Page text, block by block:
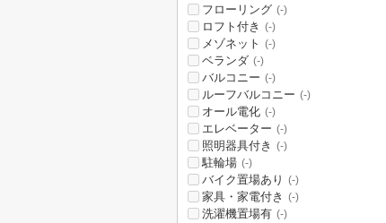
フローリング (-)
ロフト付き (-)
メゾネット (-)
ベランダ (-)
バルコニー (-)
ルーフバルコニー (-)
オール電化 (-)
エレベーター (-)
照明器具付き (-)
駐輪場 (-)
バイク置場あり (-)
家具・家電付き (-)
洗濯機置場有 (-)